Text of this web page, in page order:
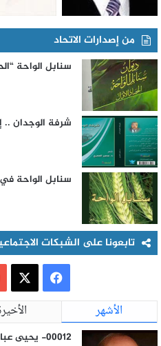
من إصدارات الاتحاد
سنابل الواحة
شرفة الوجدان ..
سنابل الواحة
تابعونا على الشبكات
ي
س
X
الأشهر
00012- يحيى عباس السماوي